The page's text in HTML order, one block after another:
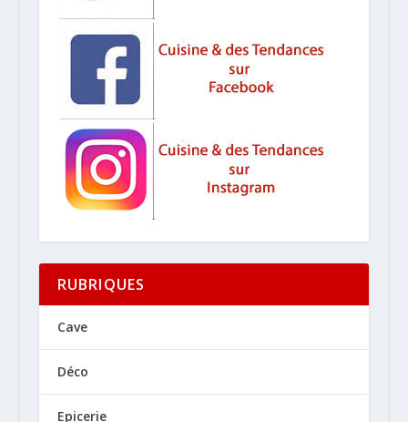
RUBRIQUES
Cave
Déco
Epicerie